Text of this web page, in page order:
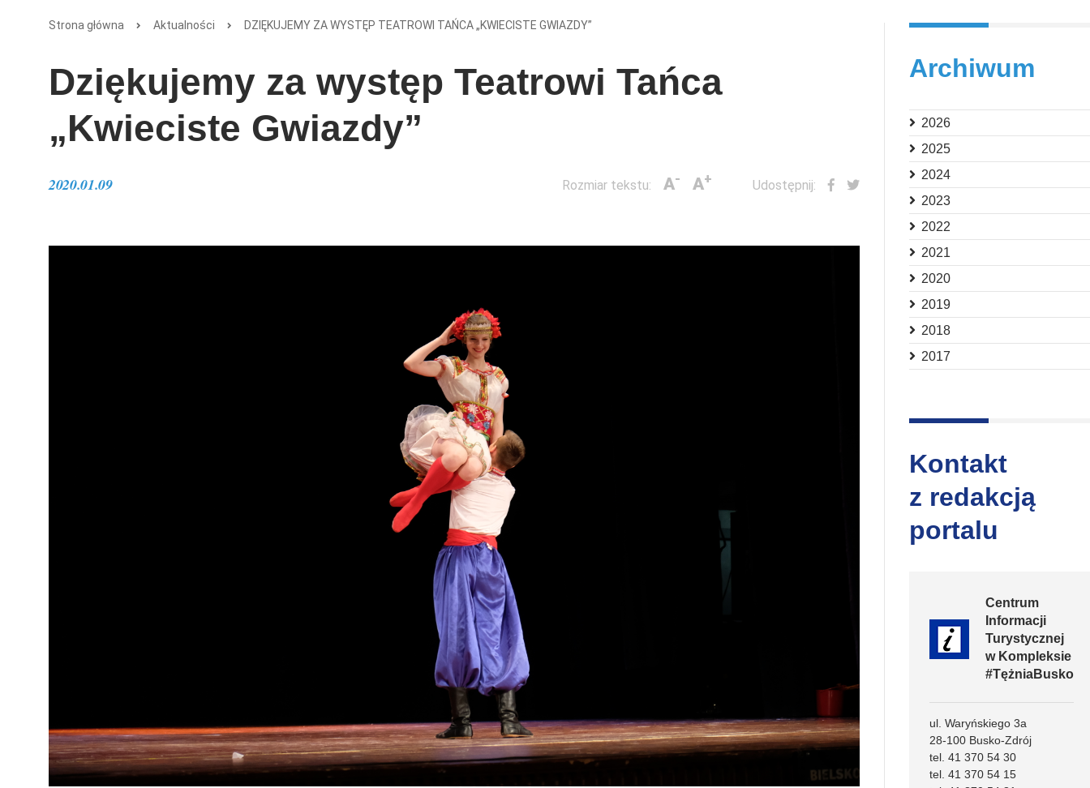
Strona główna Aktualności DZIĘKUJEMY ZA WYSTĘP TEATROWI TAŃCA „KWIECISTE GWIAZDY”
Dziękujemy za występ Teatrowi Tańca
„Kwieciste Gwiazdy”
2020.01.09 Rozmiar tekstu: A- A+ Udostępnij:
Archiwum
2026
2025
2024
2023
2022
2021
2020
2019
2018
2017
Kontakt
z redakcją
portalu
Centrum
Informacji
Turystycznej
w Kompleksie
#TężniaBusko
ul. Waryńskiego 3a
28-100 Busko-Zdrój
tel. 41 370 54 30
tel. 41 370 54 15